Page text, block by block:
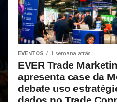
EVENTOS 1 semana atrás
EVER Trade
apresenta case da
debate uso
dados no Trade